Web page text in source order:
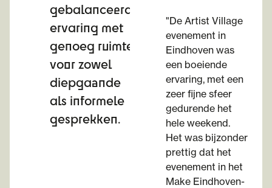
gebalanceerde
ervaring met
genoeg ruimte
voor zowel
diepgaande
als informele
gesprekken.
"De Artist Village
evenement in
Eindhoven was
een boeiende
ervaring, met een
zeer fijne sfeer
gedurende het
hele weekend.
Het was bijzonder
prettig dat het
evenement in het
Make Eindhoven-